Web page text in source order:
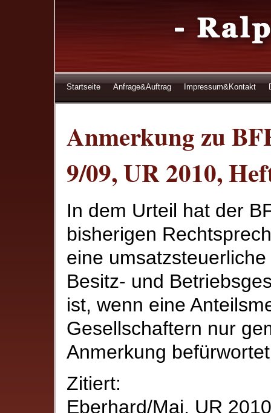
Startseite Anfrage&Auftrag Impressum&Kontakt
Anmerkung zu
9/09, UR 2010,
In dem Urteil hat der
bisherigen
eine
Besitz- und
ist, wenn eine
Gesellschaftern nur
Anmerkung
Zitiert:
Eberhard/Mai, UR